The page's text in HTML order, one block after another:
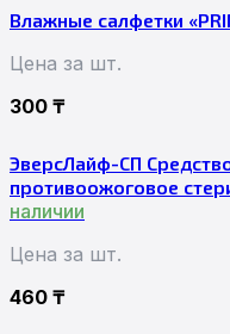
Влажные салфетки
Цена за шт.
300 ₸
ЭверсЛайф-СП
противоожоговое
наличии
Цена за шт.
460 ₸